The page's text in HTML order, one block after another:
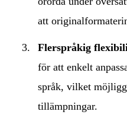
att
Flerspråkig
för att enkelt
språk, vilket
tillämpningar.